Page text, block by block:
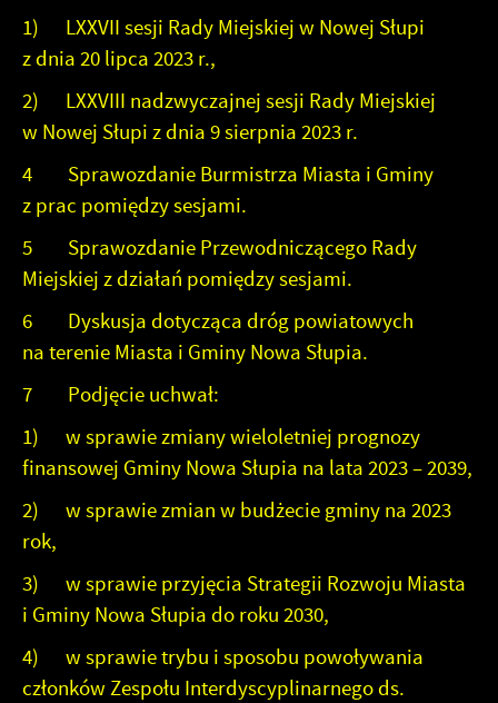
1) LXXVII sesji Rady Miejskiej w Nowej Słupi
z dnia 20 lipca 2023 r.,
2) LXXVIII nadzwyczajnej sesji Rady Miejskiej
w Nowej Słupi z dnia 9 sierpnia 2023 r.
4 Sprawozdanie Burmistrza Miasta i Gminy
z prac pomiędzy sesjami.
5 Sprawozdanie Przewodniczącego Rady
Miejskiej z działań pomiędzy sesjami.
6 Dyskusja dotycząca dróg powiatowych
na terenie Miasta i Gminy Nowa Słupia.
7 Podjęcie uchwał:
1) w sprawie zmiany wieloletniej prognozy
finansowej Gminy Nowa Słupia na lata 2023 – 2039,
2) w sprawie zmian w budżecie gminy na 2023
rok,
3) w sprawie przyjęcia Strategii Rozwoju Miasta
i Gminy Nowa Słupia do roku 2030,
4) w sprawie trybu i sposobu powoływania
członków Zespołu Interdyscyplinarnego ds.